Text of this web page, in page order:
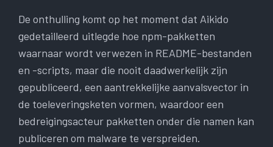
De onthulling komt op het moment dat Aikido
gedetailleerd uitlegde hoe npm-pakketten
waarnaar wordt verwezen in README-bestanden
en -scripts, maar die nooit daadwerkelijk zijn
gepubliceerd, een aantrekkelijke aanvalsvector in
de toeleveringsketen vormen, waardoor een
bedreigingsacteur pakketten onder die namen kan
publiceren om malware te verspreiden.